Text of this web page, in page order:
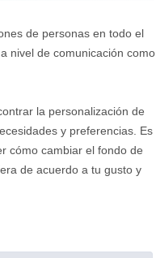
de personas en todo el
nivel de comunicación como
la personalización de
y preferencias. Es
cómo cambiar el fondo de
de acuerdo a tu gusto y